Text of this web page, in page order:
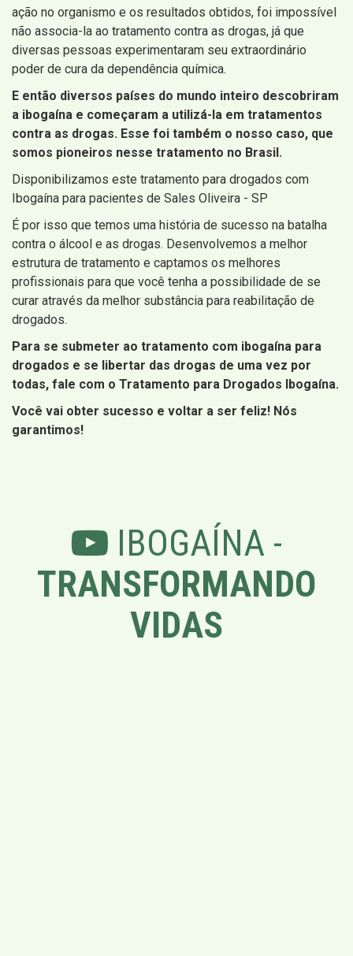
ação no organismo e os resultados obtidos, foi impossível
não associa-la ao tratamento contra as drogas, já que
diversas pessoas experimentaram seu extraordinário
poder de cura da dependência química.
E então diversos países do mundo inteiro descobriram
a ibogaína e começaram a utilizá-la em tratamentos
contra as drogas. Esse foi também o nosso caso, que
somos pioneiros nesse tratamento no Brasil.
Disponibilizamos este tratamento para drogados com
Ibogaína para pacientes de Sales Oliveira - SP
É por isso que temos uma história de sucesso na batalha
contra o álcool e as drogas. Desenvolvemos a melhor
estrutura de tratamento e captamos os melhores
profissionais para que você tenha a possibilidade de se
curar através da melhor substância para reabilitação de
drogados.
Para se submeter ao tratamento com ibogaína para
drogados e se libertar das drogas de uma vez por
todas, fale com o Tratamento para Drogados Ibogaína.
Você vai obter sucesso e voltar a ser feliz! Nós
garantimos!
IBOGAÍNA -
TRANSFORMANDO
VIDAS